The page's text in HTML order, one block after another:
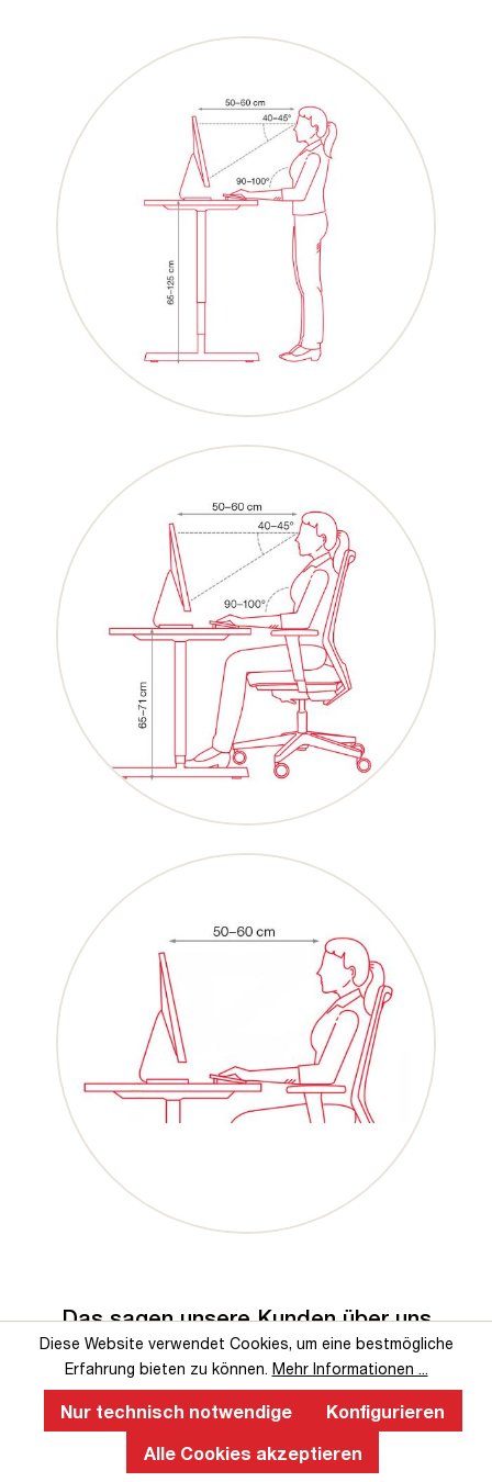
Das sagen unsere Kunden über uns
Service-Hotline
Diese Website verwendet Cookies, um eine bestmögliche
Erfahrung bieten zu können. Mehr Informationen ...
Nur technisch notwendige
Konfigurieren
Alle Cookies akzeptieren